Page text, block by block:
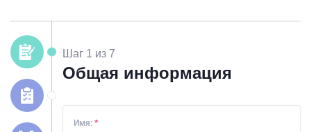
Шаг 1 из 7
Общая информация
Имя: *